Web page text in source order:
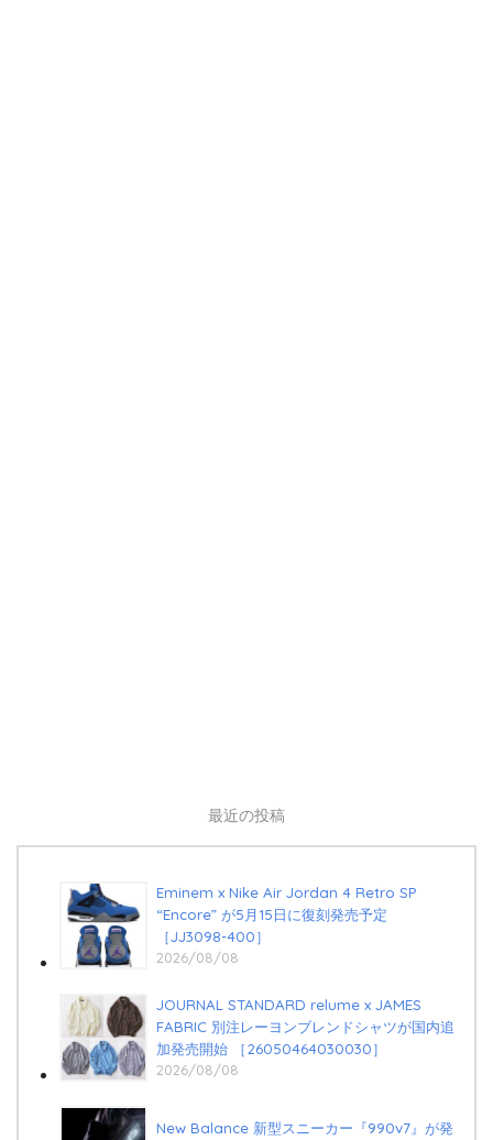
最近の投稿
Eminem x Nike Air Jordan 4 Retro SP
“Encore” が5月15日に復刻発売予定
［JJ3098-400］
2026/08/08
JOURNAL STANDARD relume x JAMES
FABRIC 別注レーヨンブレンドシャツが国内追
加発売開始 ［26050464030030］
2026/08/08
New Balance 新型スニーカー『990v7』が発